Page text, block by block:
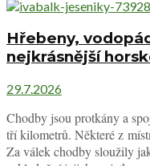
Hřebeny,
nejkrásnější
29.7.2026
Chodby jsou protkány a
tří kilometrů. Některé z
Za válek chodby sloužily